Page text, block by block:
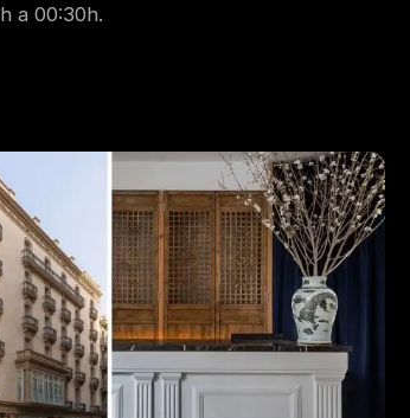
a 00:30h.